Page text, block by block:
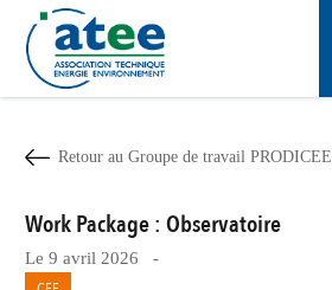
contenu
principal
Retour au Groupe de travail PRODICEE
Work Package : Observatoire
Le 9 avril 2026 -
Panneau de gestion des cookies